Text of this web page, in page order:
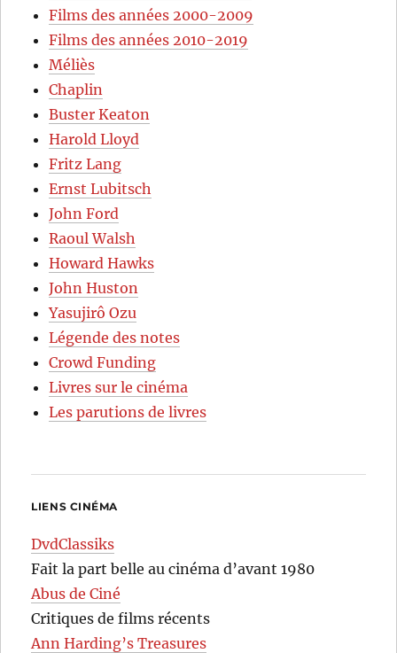
Films des années 2000-2009
Films des années 2010-2019
Méliès
Chaplin
Buster Keaton
Harold Lloyd
Fritz Lang
Ernst Lubitsch
John Ford
Raoul Walsh
Howard Hawks
John Huston
Yasujirô Ozu
Légende des notes
Crowd Funding
Livres sur le cinéma
Les parutions de livres
LIENS CINÉMA
DvdClassiks
Fait la part belle au cinéma d’avant 1980
Abus de Ciné
Critiques de films récents
Ann Harding’s Treasures